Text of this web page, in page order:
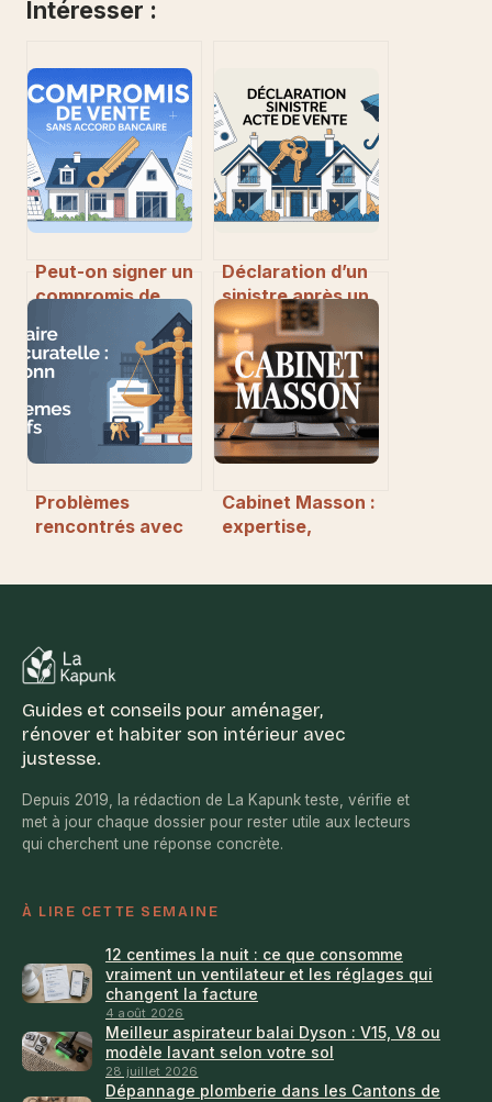
Intéresser :
Peut-on signer un
compromis de
l’accord de la
banque ?
Déclaration d’un
sinistre après un
acte de vente :
tout comprendre
pour agir sans
stress
Problèmes
rencontrés avec
Cabinet Masson :
expertise,
Guides et conseils pour aménager,
rénover et habiter son intérieur avec
justesse.
Depuis 2019, la rédaction de La Kapunk teste, vérifie et
met à jour chaque dossier pour rester utile aux lecteurs
qui cherchent une réponse concrète.
À LIRE CETTE SEMAINE
12 centimes la nuit : ce que consomme
vraiment un ventilateur et les réglages qui
changent la facture
4 août 2026
Meilleur aspirateur balai Dyson : V15, V8 ou
modèle lavant selon votre sol
28 juillet 2026
Dépannage plomberie dans les Cantons de